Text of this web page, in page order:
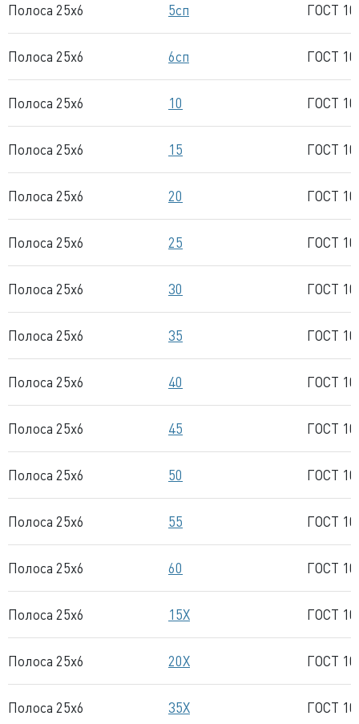
Полоса 25x6 5сп ГОСТ
Полоса 25x6 6сп ГОСТ
Полоса 25x6 10 ГОСТ
Полоса 25x6 15 ГОСТ
Полоса 25x6 20 ГОСТ
Полоса 25x6 25 ГОСТ
Полоса 25x6 30 ГОСТ
Полоса 25x6 35 ГОСТ
Полоса 25x6 40 ГОСТ
Полоса 25x6 45 ГОСТ
Полоса 25x6 50 ГОСТ
Полоса 25x6 55 ГОСТ
Полоса 25x6 60 ГОСТ
Полоса 25x6 15Х ГОСТ
Полоса 25x6 20Х ГОСТ
Полоса 25x6 35Х ГОСТ